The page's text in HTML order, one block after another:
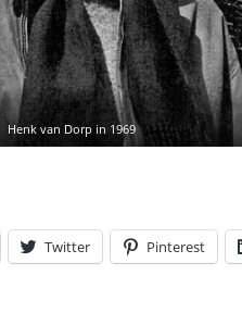
Henk van Dorp in 1969
Twitter Pinterest